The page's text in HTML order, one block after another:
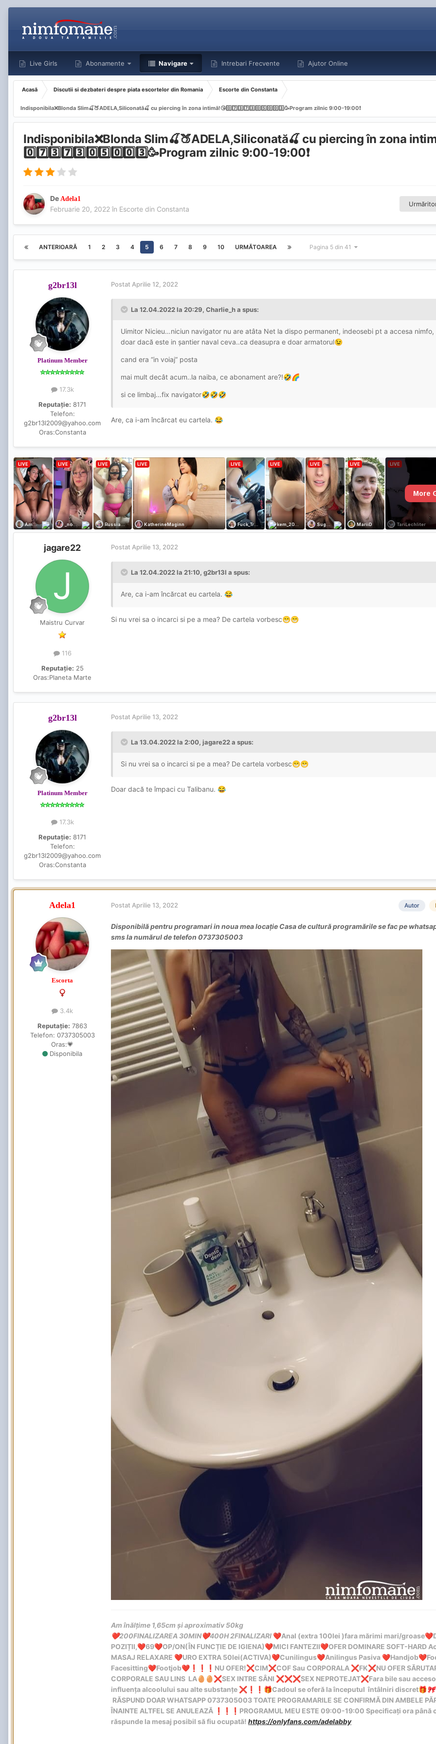
Live Girls Abonamente Navigare Intrebari Frecvente Ajutor Online
Acasă Discutii si dezbateri despre piata escortelor din Romania Escorte din Constanta
Indisponibila❌Blonda Slim🍒🍑ADELA,Siliconată🍒 cu piercing în zona intimă!😘0️⃣7️⃣3️⃣7️⃣3️⃣0️⃣5️⃣0️⃣0️⃣3️⃣🥳Program zilnic 9:00-19:00❗️
Indisponibila❌Blonda Slim🍒🍑ADELA,Siliconată🍒 cu piercing în zona
0️⃣7️⃣3️⃣7️⃣3️⃣0️⃣5️⃣0️⃣0️⃣3️⃣🥳Program zilnic 9:00-19:00❗️
De Adela1
Februarie 20, 2022 în Escorte din Constanta
ANTERIOARĂ 1 2 3 4 5 6 7 8 9 10 URMĂTOAREA Pagina 5 din 41
g2br13l
Platinum Member
17.3k
Reputație: 8171
Telefon:
g2br13l2009@yahoo.com
Oras:Constanta
Postat Aprilie 12, 2022
La 12.04.2022 la 20:29, Charlie_ha spus:
Uimitor Nicieu…niciun navigator nu are atâta Net la dispo permanent, indeosebi pt a accesa
doar dacă este in șantier naval ceva..ca deasupra e doar armatorul😉
cand era “in voiaj” posta
mai mult decât acum..la naiba, ce abonament are?!🤣🌈
si ce limbaj…fix navigator🤣🤣🤣
Are, ca i-am încărcat eu cartela. 😂
jagare22
Maistru Curvar
116
Reputație: 25
Oras:Planeta Marte
Postat Aprilie 13, 2022
La 12.04.2022 la 21:10, g2br13l a spus:
Are, ca i-am încărcat eu cartela. 😂
Si nu vrei sa o incarci si pe a mea? De cartela vorbesc😁😁
g2br13l
Platinum Member
17.3k
Reputație: 8171
Telefon:
g2br13l2009@yahoo.com
Oras:Constanta
Postat Aprilie 13, 2022
La 13.04.2022 la 2:00, jagare22a spus:
Si nu vrei sa o incarci si pe a mea? De cartela vorbesc😁😁
Doar dacă te împaci cu Talibanu. 😂
Adela1
Escorta
3.4k
Reputație: 7863
Telefon: 0737305003
Oras:💗
Disponibila
Autor
Postat Aprilie 13, 2022
Disponibilă pentru programari in noua mea locație Casa de cultură programările se fac pe
sms la numărul de telefon 0737305003
Am înălțime 1,65cm și aproximativ 50kg
❤️200FINALIZAREA 30MIN❤️400H 2FINALIZARI ❤️Anal (extra 100lei )fara mărimi mari/groase❤️
POZIȚII,❤️69❤️OP/ON(ÎN FUNCȚIE DE IGIENA)❤️MICI FANTEZII❤️OFER DOMINARE SOFT-HARD
MASAJ RELAXARE ❤️URO EXTRA 50lei(ACTIVA)❤️Cunilingus❤️Anilingus Pasiva ❤️Handjob❤️
Facesitting❤️Footjob❤️ ❗ ❗ ❗ ️NU OFER!❌️️CIM❌️COF Sau CORPORALA ❌️️FK❌️NU OFER
CORPORALE SAU LINS LA🥚 🥚❌️SEX INTRE SÂNI ❌❌❌️SEX NEPROTEJAT❌Fara bile sau
influența alcoolului sau alte substanțe ❌ ❗ ❗ 🎁Cadoul se oferă la începutul întâlniri discret🎁🎀
RĂSPUND DOAR WHATSAPP 0737305003 TOATE PROGRAMARILE SE CONFIRMĂ DIN AMBELE
ÎNAINTE ALTFEL SE ANULEAZĂ
❗ ❗ ❗ ️PROGRAMUL MEU ESTE 09:00-19:00 Specificați ora până
răspunde la mesaj posibil să fiu ocupată! https://onlyfans.com/adelabby